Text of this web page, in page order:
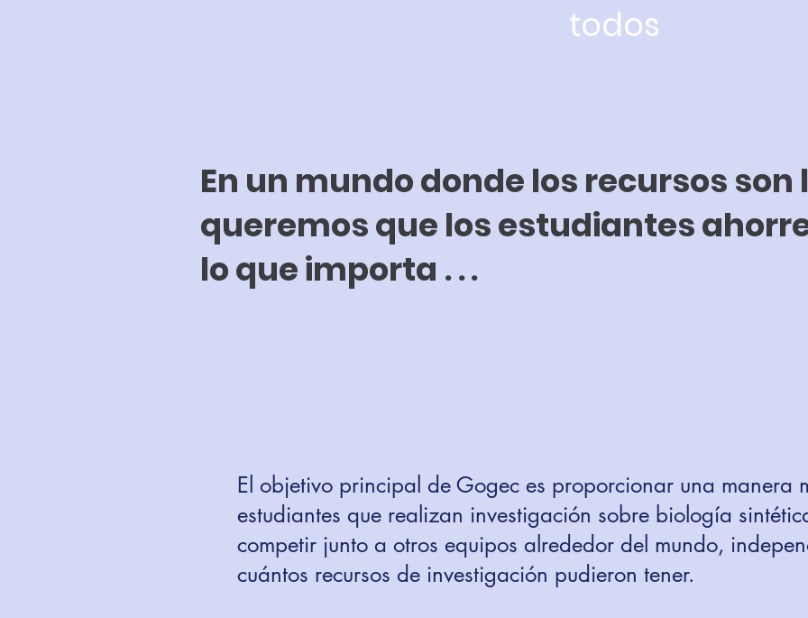
todos
En un mundo donde los recursos
queremos que los estudiantes
lo que importa ...
El objetivo principal de Gogec es proporcionar una manera
estudiantes que realizan investigación sobre biología
competir junto a otros equipos alrededor del mundo,
cuántos recursos de investigación pudieron tener.